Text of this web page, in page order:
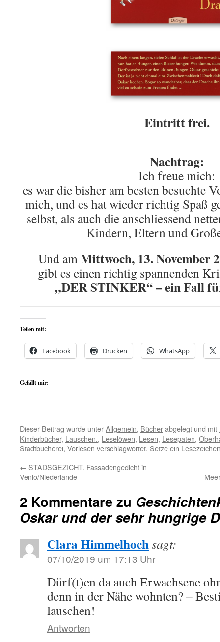
Eintritt frei.
Nachtrag:
Ich freue mich:
es war die bisher am besten besuchte
mich, und es hat wieder richtig Spaß
selbst, als auch die anschliessend
Kindern, Eltern und
Und amMittwoch, 13. November
gibt es einen richtig spannenden
„DER STINKER“ – ein Fall
Teilen mit:
Facebook Drucken WhatsApp
Gefällt mir:
Dieser Beitrag wurde unterAllgemein, Bücherabgelegt und mit
Kinderbücher, Lauschen., Leselöwen, Lesen, Lesepaten,
Stadtbücherei, Vorlesen verschlagwortet. Setze ein
← STADSGEZICHT. Fassadengedicht in
Venlo/Niederlande
2 Kommentare zu
Oskar und der sehr hungrige
Clara Himmelhochsagt:
07/10/2019 um 17:13 Uhr
Dürf(t)en da auch Erwachsene
denn in der Nähe wohnten? –
lauschen!
Antworten